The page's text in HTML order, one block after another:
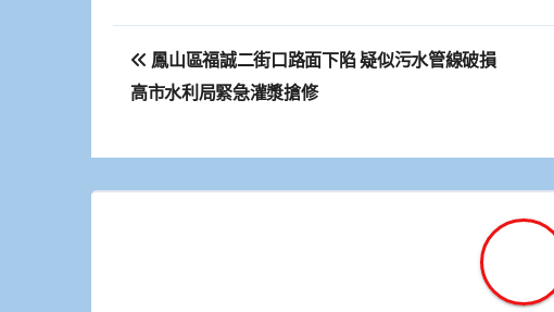
文
章
覽
鳳山區福誠二街口路面下陷 疑似污水管線破損
高市水利局緊急灌漿搶修